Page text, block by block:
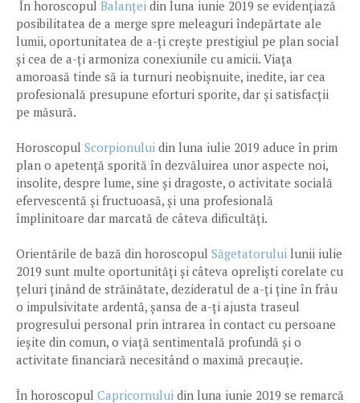
În horoscopul Balanței din luna iunie 2019 se evidențiază
posibilitatea de a merge spre meleaguri îndepărtate ale
lumii, oportunitatea de a-ți crește prestigiul pe plan social
și cea de a-ți armoniza conexiunile cu amicii. Viața
amoroasă tinde să ia turnuri neobișnuite, inedite, iar cea
profesională presupune eforturi sporite, dar și satisfacții
pe măsură.
Horoscopul Scorpionului din luna iulie 2019 aduce în prim
plan o apetență sporită în dezvăluirea unor aspecte noi,
insolite, despre lume, sine și dragoste, o activitate socială
efervescentă și fructuoasă, și una profesională
împlinitoare dar marcată de câteva dificultăți.
Orientările de bază din horoscopul Săgetatorului lunii iulie
2019 sunt multe oportunități și câteva opreliști corelate cu
țeluri ținând de străinătate, dezideratul de a-ți ține în frâu
o impulsivitate ardentă, șansa de a-ți ajusta traseul
progresului personal prin intrarea în contact cu persoane
ieșite din comun, o viață sentimentală profundă și o
activitate financiară necesitând o maximă precauție.
În horoscopul Capricornului din luna iunie 2019 se remarcă